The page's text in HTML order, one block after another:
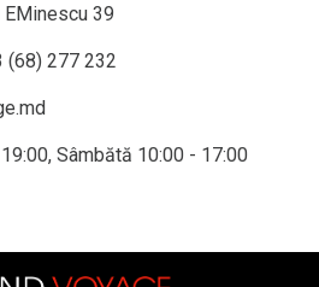
EMinescu 39
(68) 277 232
Sâmbătă 10:00 - 17:00